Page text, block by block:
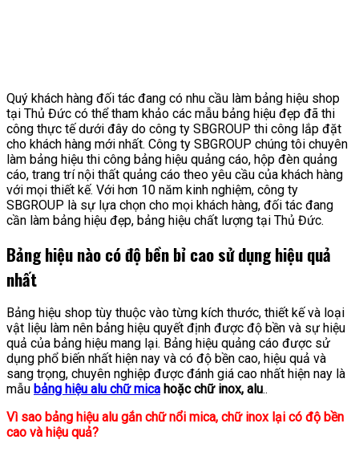
Quý khách hàng đối tác đang có nhu cầu làm bảng hiệu shop
tại Thủ Đức có thể tham khảo các mẫu bảng hiệu đẹp đã thi
công thực tế dưới đây do công ty SBGROUP thi công lắp đặt
cho khách hàng mới nhất. Công ty SBGROUP chúng tôi chuyên
làm bảng hiệu thi công bảng hiệu quảng cáo, hộp đèn quảng
cáo, trang trí nội thất quảng cáo theo yêu cầu của khách hàng
với mọi thiết kế. Với hơn 10 năm kinh nghiệm, công ty
SBGROUP là sự lựa chọn cho mọi khách hàng, đối tác đang
cần làm bảng hiệu đẹp, bảng hiệu chất lượng tại Thủ Đức.
Bảng hiệu nào có độ bền bỉ cao sử dụng hiệu quả
nhất
Bảng hiệu shop tùy thuộc vào từng kích thước, thiết kế và loại
vật liệu làm nên bảng hiệu quyết định được độ bền và sự hiệu
quả của bảng hiệu mang lại. Bảng hiệu quảng cáo được sử
dụng phổ biến nhất hiện nay và có độ bền cao, hiệu quả và
sang trọng, chuyên nghiệp được đánh giá cao nhất hiện nay là
mẫu bảng hiệu alu chữ mica hoặc chữ inox, alu..
Vì sao bảng hiệu alu gắn chữ nổi mica, chữ inox lại có độ bền
cao và hiệu quả?